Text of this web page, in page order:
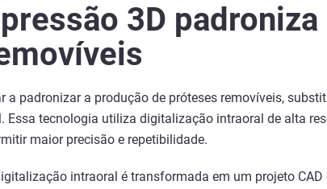
3D
a padronizar a produção de próteses removíveis,
Essa tecnologia utiliza digitalização intraoral de alta
maior precisão e repetibilidade.
intraoral é transformada em um projeto CAD